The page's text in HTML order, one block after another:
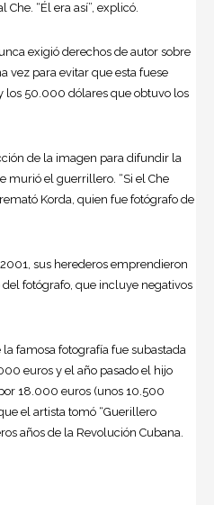
“Él era así”, explicó.
exigió derechos de autor sobre
vez para evitar que esta fuese
los 50.000 dólares que obtuvo los
de la imagen para difundir la
murió el guerrillero. “Si el Che
Korda, quien fue fotógrafo de
sus herederos emprendieron
fotógrafo, que incluye negativos
famosa fotografía fue subastada
euros y el año pasado el hijo
18.000 euros (unos 10.500
el artista tomó “Guerillero
años de la Revolución Cubana.